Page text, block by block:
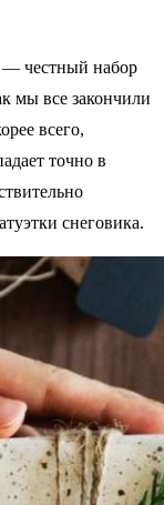
— честный набор
мы все закончили
всего,
точно в
снеговика.